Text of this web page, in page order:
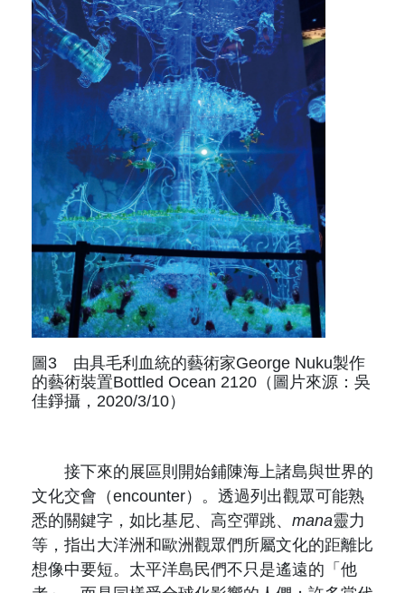
圖3 由具毛利血統的藝術家George Nuku製作
的藝術裝置Bottled Ocean 2120（圖片來源：吳
佳錚攝，2020/3/10）
接下來的展區則開始鋪陳海上諸島與世界的
文化交會（encounter）。透過列出觀眾可能熟
悉的關鍵字，如比基尼、高空彈跳、 mana靈力
等，指出大洋洲和歐洲觀眾們所屬文化的距離比
想像中要短。太平洋島民們不只是遙遠的「他